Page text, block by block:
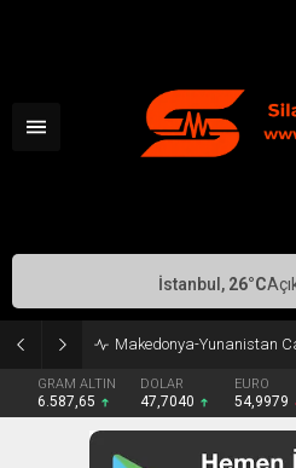
AB’de Araç Muayenesinde
GRAM ALTIN
6.587,65
DOLAR
47,7040
EURO
54,9979
İstanbul, 26°C